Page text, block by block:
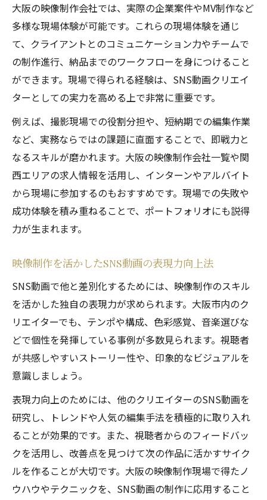
大阪の映像制作会社では、実際の企業案件やMV制作など
多様な現場体験が可能です。これらの現場体験を通じ
て、クライアントとのコミュニケーション力やチームで
の制作進行、納品までのワークフローを身につけること
ができます。現場で得られる経験は、SNS動画クリエイ
ターとしての実力を高める上で非常に重要です。
例えば、撮影現場での役割分担や、短納期での編集作業
など、実務ならではの課題に直面することで、即戦力と
なるスキルが磨かれます。大阪の映像制作会社一覧や関
西エリアの求人情報を活用し、インターンやアルバイト
から現場に参加するのもおすすめです。現場での失敗や
成功体験を積み重ねることで、ポートフォリオにも説得
力が生まれます。
映像制作を活かしたSNS動画の表現力向上法
SNS動画で他と差別化するためには、映像制作のスキル
を活かした独自の表現力が求められます。大阪市内のク
リエイターでも、テンポや構成、色彩感覚、音楽選びな
どで個性を発揮している事例が多数見られます。視聴者
が共感しやすいストーリー性や、印象的なビジュアルを
意識しましょう。
表現力向上のためには、他のクリエイターのSNS動画を
研究し、トレンドや人気の編集手法を積極的に取り入れ
ることが効果的です。また、視聴者からのフィードバッ
クを活用し、改善点を見つけて次の作品に活かすサイク
ルを作ることが大切です。大阪の映像制作現場で得たノ
ウハウやテクニックを、SNS動画の制作に応用すること